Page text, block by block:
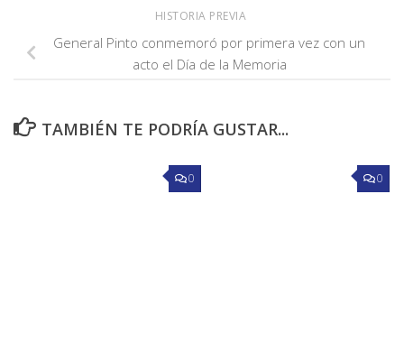
HISTORIA PREVIA
General Pinto conmemoró por primera vez con un
acto el Día de la Memoria
TAMBIÉN TE PODRÍA GUSTAR...
0 0